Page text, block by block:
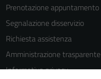
Prenotazione appuntamento
Segnalazione disservizio
Richiesta assistenza
Amministrazione trasparente
Informativa privacy